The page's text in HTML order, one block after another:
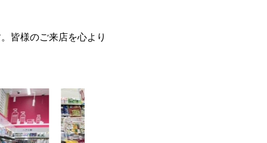
皆様のご来店を心より